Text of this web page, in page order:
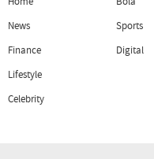
News
Finance
Lifestyle
Celebrity
Sports
Digital